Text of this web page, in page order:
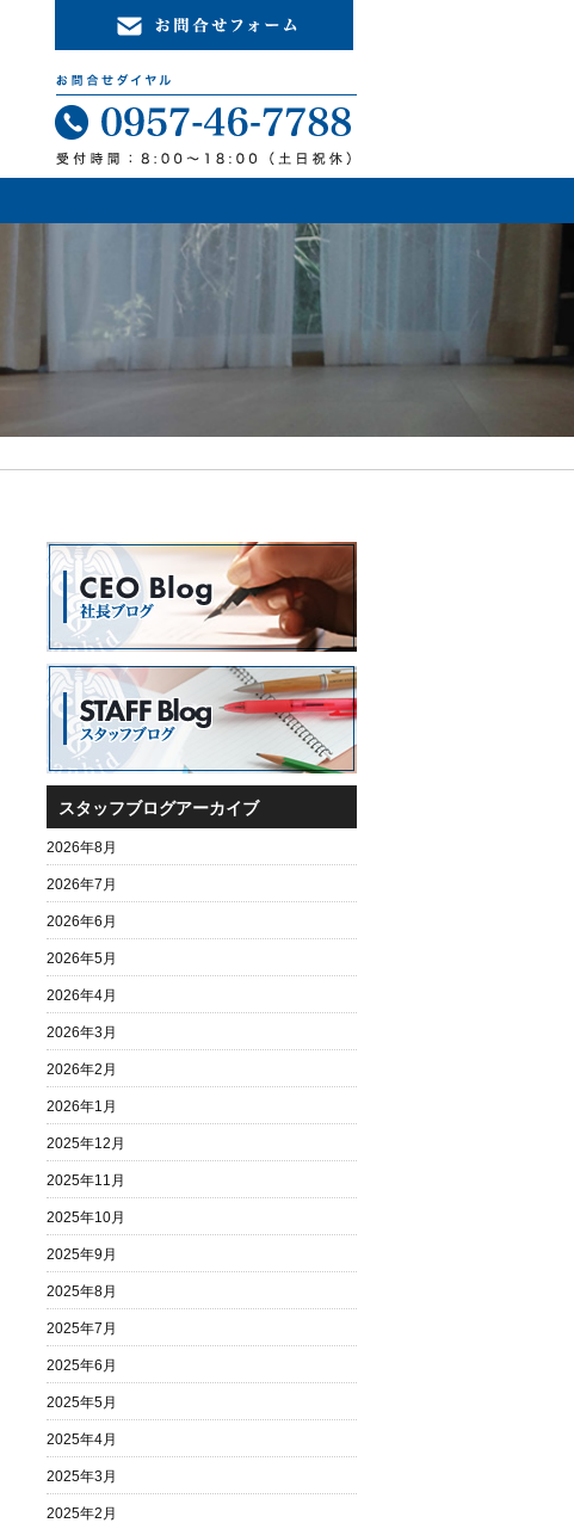
スタッフブログアーカイブ
2026年8月
2026年7月
2026年6月
2026年5月
2026年4月
2026年3月
2026年2月
2026年1月
2025年12月
2025年11月
2025年10月
2025年9月
2025年8月
2025年7月
2025年6月
2025年5月
2025年4月
2025年3月
2025年2月